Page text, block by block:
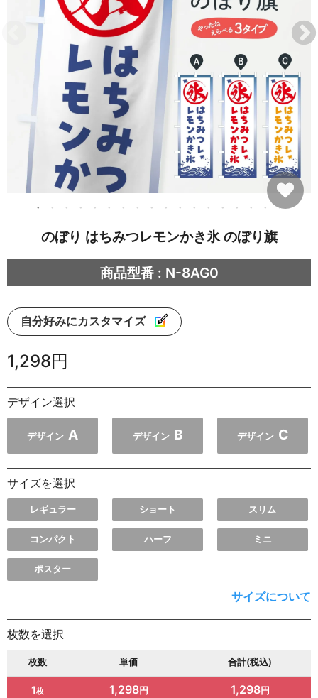
のぼり はちみつレモンかき氷 のぼり旗
商品型番 : N-8AG0
自分好みにカスタマイズ
1,298円
デザイン選択
デザイン A デザイン B デザイン C
サイズを選択
レギュラー ショート スリム
コンパクト ハーフ ミニ
ポスター
サイズについて
枚数を選択
枚数 単価 合計(税込)
1 1,298 1,298